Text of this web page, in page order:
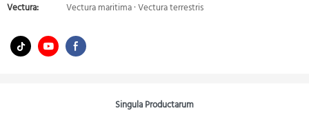
Vectura:
Vectura maritima · Vectura terrestris
Singula Productarum